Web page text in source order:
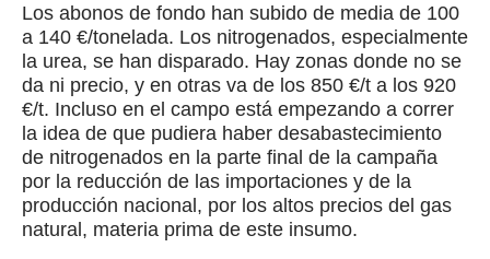
Los abonos de fondo han subido de media de 100
a 140 €/tonelada. Los nitrogenados, especialmente
la urea, se han disparado. Hay zonas donde no se
da ni precio, y en otras va de los 850 €/t a los 920
€/t. Incluso en el campo está empezando a correr
la idea de que pudiera haber desabastecimiento
de nitrogenados en la parte final de la campaña
por la reducción de las importaciones y de la
producción nacional, por los altos precios del gas
natural, materia prima de este insumo.